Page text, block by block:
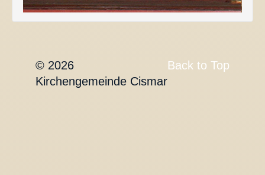
Back to Top
© 2026
Kirchengemeinde Cismar